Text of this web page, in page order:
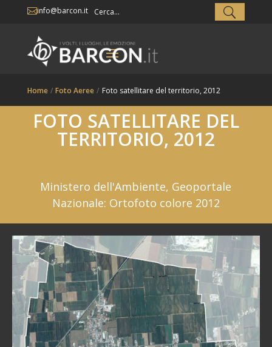
info@barcon.it
Home / Foto Aeree / Foto satellitare del territorio, 2012
FOTO SATELLITARE DEL
TERRITORIO, 2012
Ministero dell'Ambiente, Geoportale
Nazionale: Ortofoto colore 2012